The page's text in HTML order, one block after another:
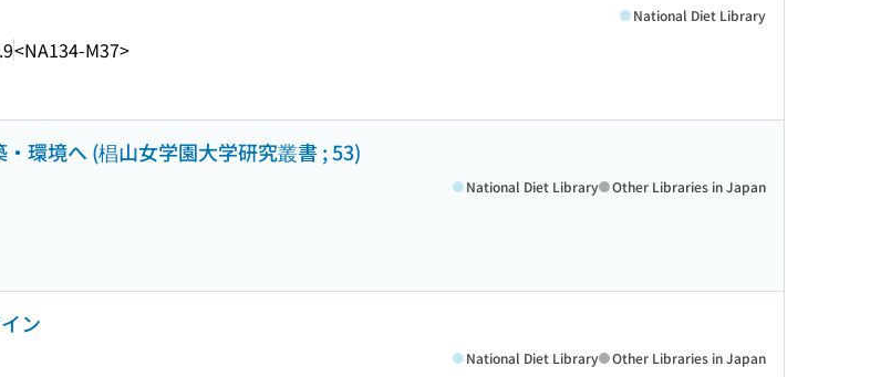
<NA134-M37>
National Diet Library
環境へ (椙山女学園大学研究叢書 ; 53)
National Diet Library Other Libraries in Japan
ン
National Diet Library Other Libraries in Japan